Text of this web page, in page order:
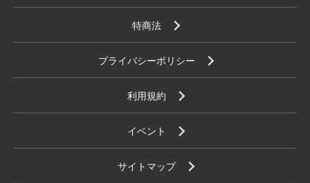
特商法
プライバシーポリシー
利用規約
イベント
サイトマップ